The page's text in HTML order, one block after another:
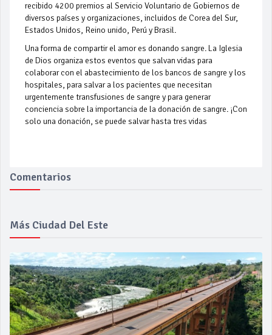
recibido 4200 premios al Servicio Voluntario de Gobiernos de
diversos países y organizaciones, incluidos de Corea del Sur,
Estados Unidos, Reino unido, Perú y Brasil.
Una forma de compartir el amor es donando sangre. La Iglesia
de Dios organiza estos eventos que salvan vidas para
colaborar con el abastecimiento de los bancos de sangre y los
hospitales, para salvar a los pacientes que necesitan
urgentemente transfusiones de sangre y para generar
conciencia sobre la importancia de la donación de sangre. ¡Con
solo una donación, se puede salvar hasta tres vidas
Comentarios
Más Ciudad Del Este